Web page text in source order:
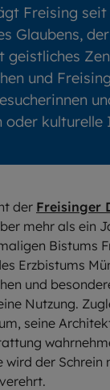
Freising
Glaubens,
geistliches
und
kulturelle
der Freisinger
mehr als ein
Bistums
Erzbistums
und
Nutzung.
seine
der Schrein